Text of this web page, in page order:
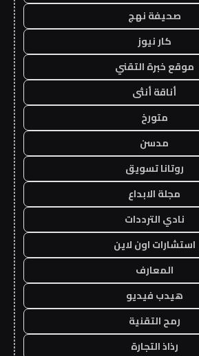
صحيفة نهج
كار نيوز
موقع خبرة التقني
أناقة أنثى
متورخ
مدسن
روتانا تسويق
مجلة الابداع
نادي الترددات
استشارات اون لاين
المعارف
هيدب فيديو
رمح التقنية
رذاذ التجارة